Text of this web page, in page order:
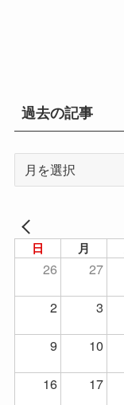
過去の記事
記
事 日 月
26 27
2
3
9
10
16
17